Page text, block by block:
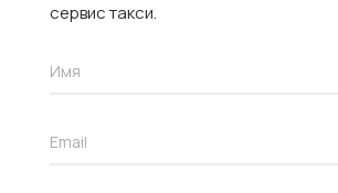
сервис такси.